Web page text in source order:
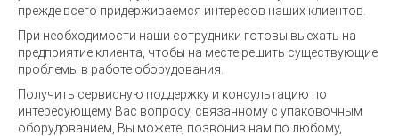
прежде всего придерживаемся интересов наших клиентов.
При необходимости наши сотрудники готовы выехать на
предприятие клиента, чтобы на месте решить существующие
проблемы в работе оборудования.
Получить сервисную поддержку и консультацию по
интересующему Вас вопросу, связанному с упаковочным
оборудованием, Вы можете, позвонив нам по любому,